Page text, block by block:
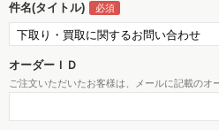
件名(タイトル)
オーダーＩＤ
ご注文いただいたお客様は、メールに記載のオ